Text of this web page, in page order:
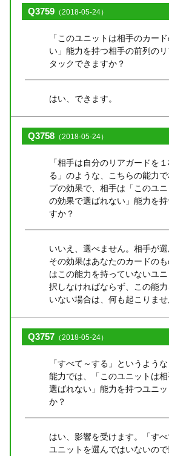
Q3759 （2018-05-24）
「このユニットは相手のカー
い」能力を持つ相手の前列の
タックできますか？
はい、できます。
Q3758 （2018-05-24）
「相手は自分のリアガードを
る」のような、こちらの能力
プの効果で、相手は「このユ
の効果で選ばれない」能力を
すか？
いいえ、選べません。相手が選
その効果はあなたのカードの
はこの能力を持っていないユ
択しなければならず、この能
いない場合は、何も起こりませ
Q3757 （2018-05-24）
「すべて～する」というよう
能力では、「このユニットは
選ばれない」能力を持つユニ
か？
はい、影響を受けます。「す
ユニットを選んではいないので